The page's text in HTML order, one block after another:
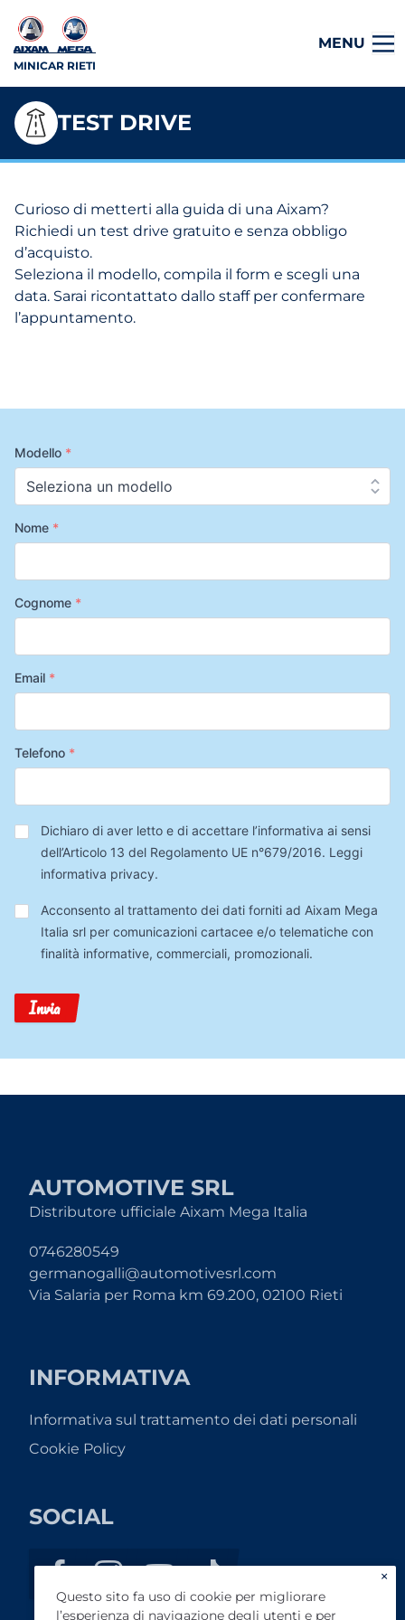
MINICAR RIETI
MENU
TEST DRIVE
Curioso di metterti alla guida di una Aixam?
Richiedi un test drive gratuito e senza obbligo
d’acquisto.
Seleziona il modello, compila il form e scegli una
data. Sarai ricontattato dallo staff per confermare
l’appuntamento.
Modello *
Nome *
Cognome *
Email *
Telefono *
Privacy*
Dichiaro di aver letto e di accettare l’informativa ai sensi
dell’Articolo 13 del Regolamento UE n°679/2016. Leggi
informativa privacy.
Trattamento
Dati
Acconsento al trattamento dei dati forniti ad Aixam Mega
Italia srl per comunicazioni cartacee e/o telematiche con
finalità informative, commerciali, promozionali.
Invia
AUTOMOTIVE SRL
Distributore ufficiale Aixam Mega Italia
0746280549
germanogalli@automotivesrl.com
Via Salaria per Roma km 69.200, 02100 Rieti
INFORMATIVA
Informativa sul trattamento dei dati personali
Cookie Policy
SOCIAL
×
Questo sito fa uso di cookie per migliorare
l’esperienza di navigazione degli utenti e per